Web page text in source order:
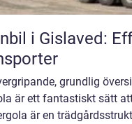
i Gislaved:
grundlig
är ett fantastiskt sätt
är en